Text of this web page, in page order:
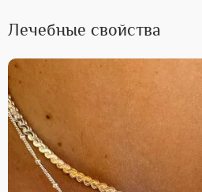
Лечебные свойства